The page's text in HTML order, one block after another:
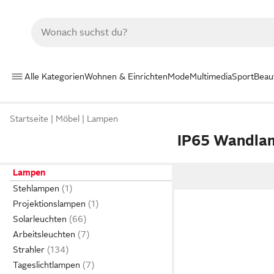
Alle KategorienWohnen & EinrichtenModeMultimediaSport
Startseite Möbel Lampen
IP65
Lampen
Stehlampen
Projektionslampen
Solarleuchten
Arbeitsleuchten
Strahler
Tageslichtlampen